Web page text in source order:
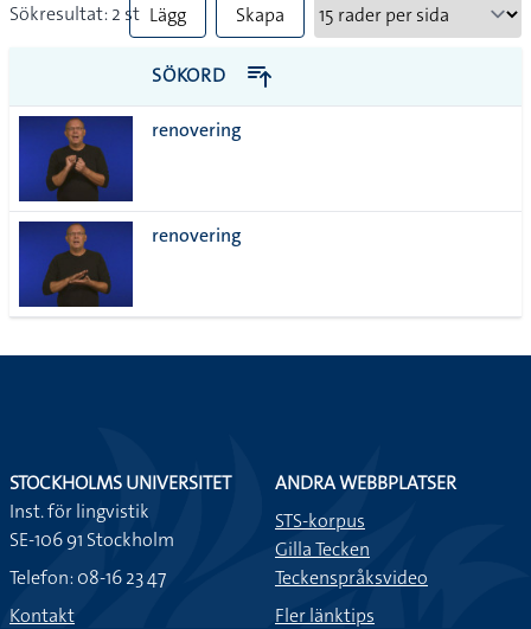
Sökresultat: 2 st Lägg
till
alla i
Skapa
PDF
SÖKORD
renovering
renovering
STOCKHOLMS UNIVERSITET
Inst. för lingvistik
SE-106 91 Stockholm
Telefon: 08-16 23 47
Kontakt
ANDRA WEBBPLATSER
STS-korpus
Gilla Tecken
Teckenspråksvideo
Fler länktips